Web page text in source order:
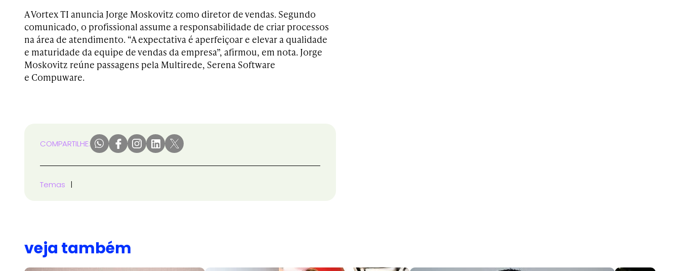
A Vortex TI anuncia Jorge Moskovitz como diretor de vendas. Segundo
comunicado, o profissional assume a responsabilidade de criar processos
na área de atendimento. “A expectativa é aperfeiçoar e elevar a qualidade
e maturidade da equipe de vendas da empresa”, afirmou, em nota. Jorge
Moskovitz reúne passagens pela Multirede, Serena Software
e Compuware.
COMPARTILHE:
Temas
veja também